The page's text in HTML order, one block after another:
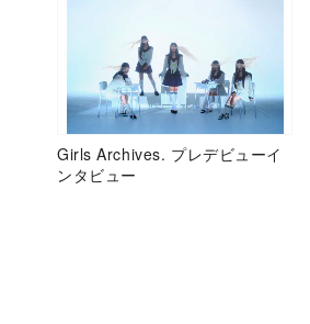
Girls Archives. プレデビューイ
ンタビュー